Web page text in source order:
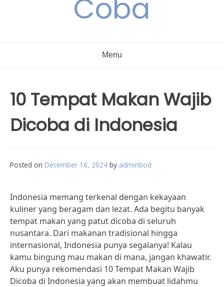
Coba
Menu
10 Tempat Makan Wajib
Dicoba di Indonesia
Posted on December 16, 2024 by adminbod
Indonesia memang terkenal dengan kekayaan
kuliner yang beragam dan lezat. Ada begitu banyak
tempat makan yang patut dicoba di seluruh
nusantara. Dari makanan tradisional hingga
internasional, Indonesia punya segalanya! Kalau
kamu bingung mau makan di mana, jangan khawatir.
Aku punya rekomendasi 10 Tempat Makan Wajib
Dicoba di Indonesia yang akan membuat lidahmu